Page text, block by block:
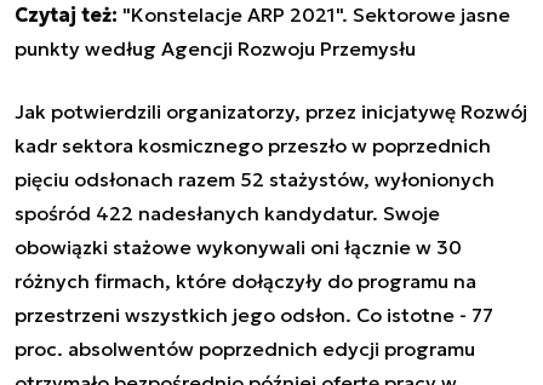
Czytaj też: "Konstelacje ARP 2021". Sektorowe jasne
punkty według Agencji Rozwoju Przemysłu
Jak potwierdzili organizatorzy, przez inicjatywę Rozwój
kadr sektora kosmicznego przeszło w poprzednich
pięciu odsłonach razem 52 stażystów, wyłonionych
spośród 422 nadesłanych kandydatur. Swoje
obowiązki stażowe wykonywali oni łącznie w 30
różnych firmach, które dołączyły do programu na
przestrzeni wszystkich jego odsłon. Co istotne - 77
proc. absolwentów poprzednich edycji programu